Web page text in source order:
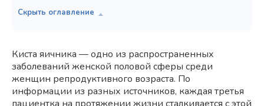
Киста яичника — одно из распространенных
заболеваний женской половой сферы среди
женщин репродуктивного возраста. По
информации из разных источников, каждая третья